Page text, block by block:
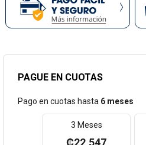
PAGUE EN CUOTAS
Pago en cuotas hasta 6 meses
3 Meses
₡22,547